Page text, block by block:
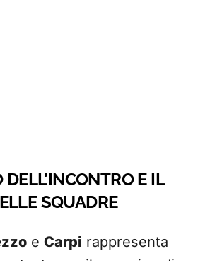
E IL
SQUADRE
e Carpi rappresenta